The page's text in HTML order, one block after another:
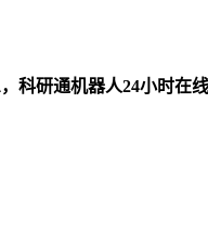
科研通机器人24小时在